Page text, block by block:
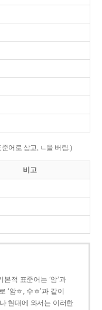
어로 삼고, ㄴ을 버림.)
비고
본적 표준어는 ‘암’과
‘암ㅎ, 수ㅎ’과 같이
현대에 와서는 이러한